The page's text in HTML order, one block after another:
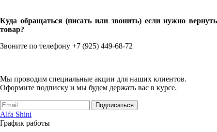
Куда обращаться (писать или звонить) если нужно вернуть
товар?
Звоните по телефону +7 (925) 449-68-72
Мы проводим специальные акции для наших клиентов.
Оформите подписку и мы будем держать вас в курсе.
Подписаться
Alfa Shini
График работы